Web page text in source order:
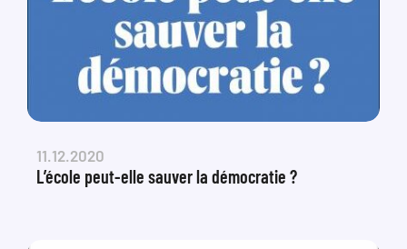
11.12.2020
L’école peut-elle sauver la démocratie ?